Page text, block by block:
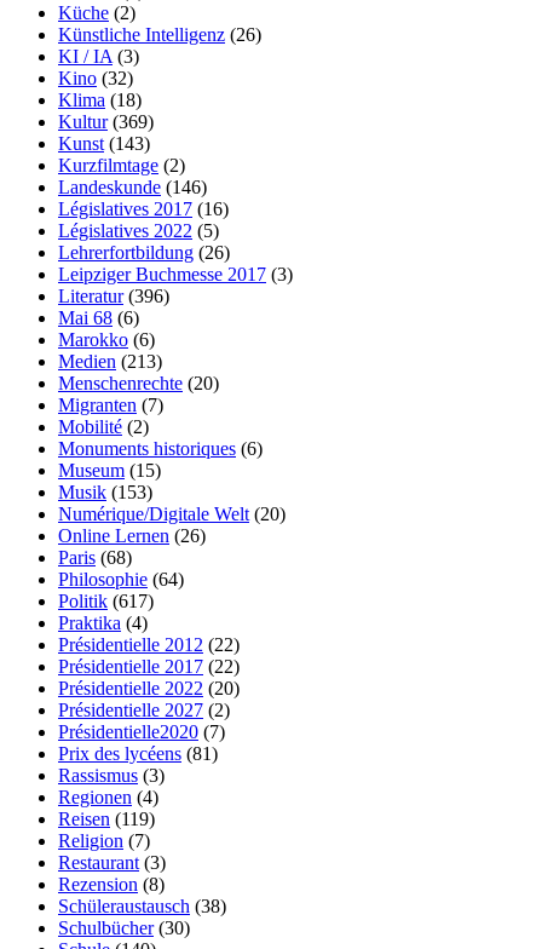
Küche (2)
Künstliche Intelligenz (26)
KI / IA (3)
Kino (32)
Klima (18)
Kultur(369)
Kunst (143)
Kurzfilmtage (2)
Landeskunde (146)
Législatives 2017 (16)
Législatives 2022 (5)
Lehrerfortbildung (26)
Leipziger Buchmesse 2017 (3)
Literatur(396)
Mai 68 (6)
Marokko (6)
Medien (213)
Menschenrechte (20)
Migranten (7)
Mobilité (2)
Monuments historiques (6)
Museum (15)
Musik (153)
Numérique/Digitale Welt (20)
Online Lernen (26)
Paris (68)
Philosophie (64)
Politik (617)
Praktika (4)
Présidentielle 2012 (22)
Présidentielle 2017 (22)
Présidentielle 2022 (20)
Présidentielle 2027 (2)
Présidentielle2020 (7)
Prix des lycéens (81)
Rassismus (3)
Regionen (4)
Reisen (119)
Religion (7)
Restaurant (3)
Rezension (8)
Schüleraustausch (38)
Schulbücher(30)